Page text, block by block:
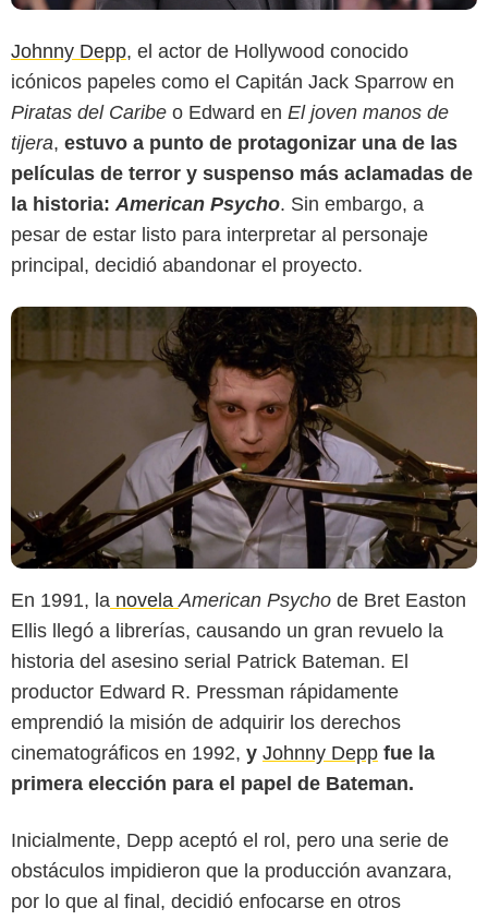
Johnny Depp, el actor de Hollywood conocido
icónicos papeles como el Capitán Jack Sparrow en
Piratas del Caribe o Edward en El joven manos de
tijera, estuvo a punto de protagonizar una de las
películas de terror y suspenso más aclamadas de
la historia: American Psycho. Sin embargo, a
pesar de estar listo para interpretar al personaje
principal, decidió abandonar el proyecto.
Variety
En 1991, la novelaAmerican Psycho de Bret Easton
Ellis llegó a librerías, causando un gran revuelo la
historia del asesino serial Patrick Bateman. El
productor Edward R. Pressman rápidamente
emprendió la misión de adquirir los derechos
cinematográficos en 1992, y Johnny Depp fue la
primera elección para el papel de Bateman.
Inicialmente, Depp aceptó el rol, pero una serie de
obstáculos impidieron que la producción avanzara,
por lo que al final, decidió enfocarse en otros
Netflix